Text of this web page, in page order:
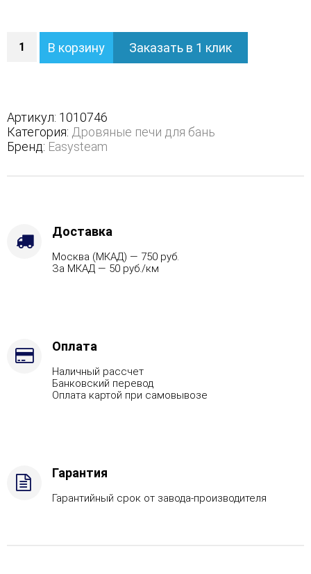
Печь
Геленджик
полноценном
кожухе
с
боковым
Жадеит
Футеровка,
Марка
Подготовка,
Боковой
В корзину Заказать в 1 клик
Артикул: 1010746
Категория: Дровяные печи для бань
Бренд: Easysteam
Доставка
Москва (МКАД) — 750 руб.
За МКАД — 50 руб./км
Оплата
Наличный рассчет
Банковский перевод
Оплата картой при самовывозе
Гарантия
Гарантийный срок от завода-производителя